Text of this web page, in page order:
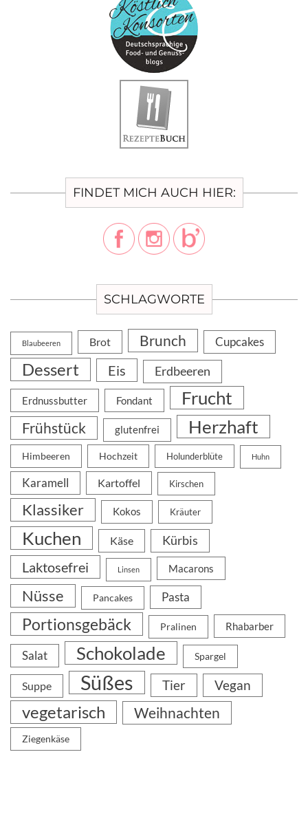
FINDET MICH AUCH HIER:
SCHLAGWORTE
Blaubeeren Brot Brunch Cupcakes
Dessert Eis Erdbeeren
Erdnussbutter Fondant Frucht
Frühstück glutenfrei Herzhaft
Himbeeren Hochzeit Holunderblüte Huhn
Karamell Kartoffel Kirschen
Klassiker Kokos Kräuter
Kuchen Käse Kürbis
Laktosefrei Linsen Macarons
Nüsse Pancakes Pasta
Portionsgebäck Pralinen Rhabarber
Salat Schokolade Spargel
Suppe Süßes Tier Vegan
vegetarisch Weihnachten
Ziegenkäse